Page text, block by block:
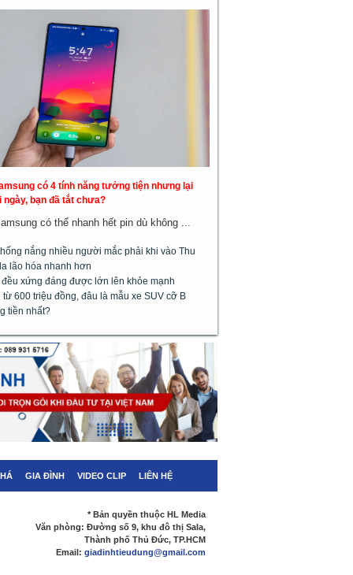
có 4 tính năng tưởng tiện nhưng lại
ngày, bạn đã tắt chưa?
có thể nhanh hết pin dù không ...
nắng nhiều người mắc phải khi vào Thu
lão hóa nhanh hơn
đều xứng đáng được lớn lên khỏe mạnh
từ 600 triệu đồng, đâu là mẫu xe SUV cỡ B
tiền nhất?
GIA ĐÌNH VIDEO CLIP LIÊN HỆ
* Bản quyền thuộc HL Media
Văn phòng: Đường số 9, khu đô thị Sala,
Thành phố Thủ Đức, TP.HCM
Email: giadinhtieudung@gmail.com